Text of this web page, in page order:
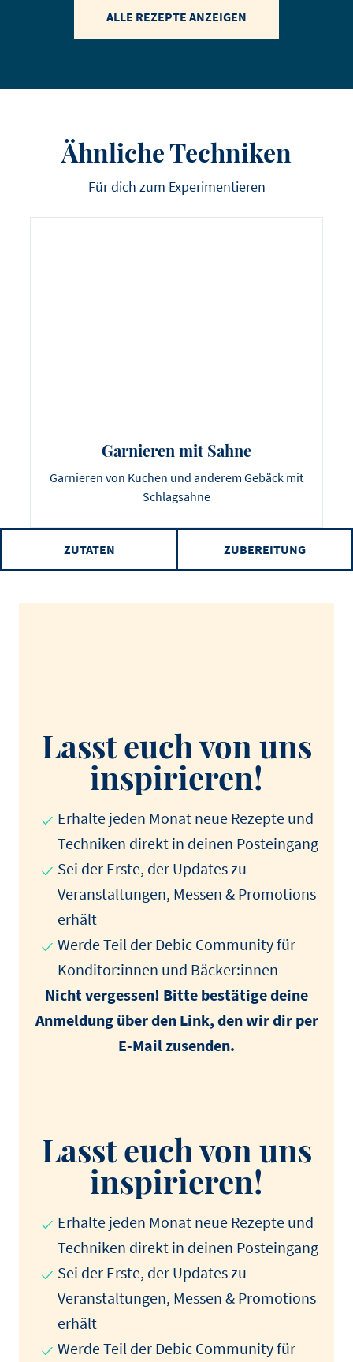
ALLE REZEPTE ANZEIGEN
Ähnliche Techniken
Für dich zum Experimentieren
Garnieren mit Sahne
Garnieren von Kuchen und anderem Gebäck mit
Schlagsahne
ZUTATEN ZUBEREITUNG
Lasst euch von uns
inspirieren!
Erhalte jeden Monat neue Rezepte und
Techniken direkt in deinen Posteingang
Sei der Erste, der Updates zu
Veranstaltungen, Messen & Promotions
erhält
Werde Teil der Debic Community für
Konditor:innen und Bäcker:innen
Nicht vergessen! Bitte bestätige deine
Anmeldung über den Link, den wir dir per
E-Mail zusenden.
Lasst euch von uns
inspirieren!
Erhalte jeden Monat neue Rezepte und
Techniken direkt in deinen Posteingang
Sei der Erste, der Updates zu
Veranstaltungen, Messen & Promotions
erhält
Werde Teil der Debic Community für